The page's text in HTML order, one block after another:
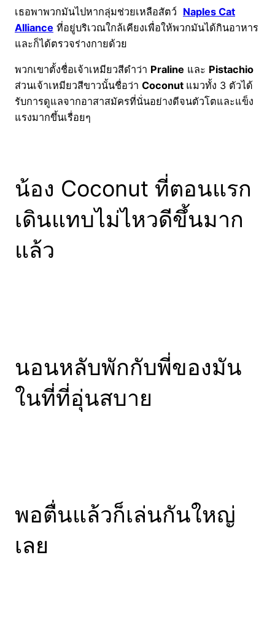
เธอพาพวกมันไปหากลุ่มช่วยเหลือสัตว์ Naples Cat
Alliance ที่อยู่บริเวณใกล้เคียงเพื่อให้พวกมันได้กินอาหาร
และก็ได้ตรวจร่างกายด้วย
พวกเขาตั้งชื่อเจ้าเหมียวสีดำว่า Praline และ Pistachio
ส่วนเจ้าเหมียวสีขาวนั้นชื่อว่า Coconut แมวทั้ง 3 ตัวได้
รับการดูแลจากอาสาสมัครที่นั่นอย่างดีจนตัวโตและแข็ง
แรงมากขึ้นเรื่อยๆ
น้อง Coconut ที่ตอนแรก
เดินแทบไม่ไหวดีขึ้นมาก
แล้ว
นอนหลับพักกับพี่ของมัน
ในที่ที่อุ่นสบาย
พอตื่นแล้วก็เล่นกันใหญ่
เลย